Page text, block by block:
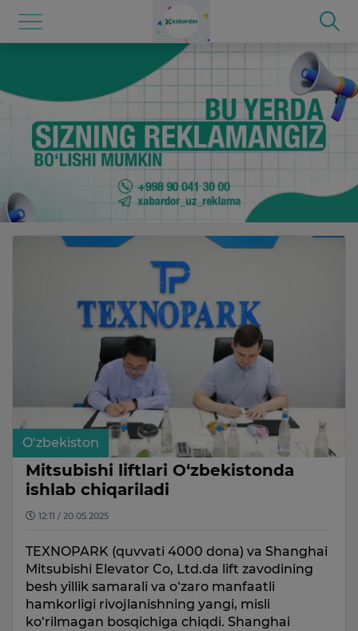
O‘zbekiston
Mitsubishi liftlari O‘zbekistonda
ishlab chiqariladi
12:11 / 20.05.2025
TEXNOPARK (quvvati 4000 dona) va Shanghai
Mitsubishi Elevator Co, Ltd.da lift zavodining
besh yillik samarali va o‘zaro manfaatli
hamkorligi rivojlanishning yangi, misli
ko‘rilmagan bosqichiga chiqdi. Shanghai